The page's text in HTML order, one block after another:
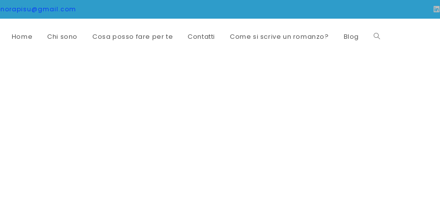
Home Chi sono Cosa posso fare per te Contatti Come si scrive un romanzo? Blog Attiva/disattiva